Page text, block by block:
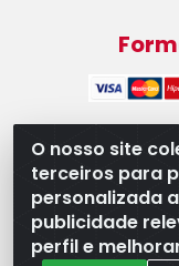
O nosso site
terceiros para
personalizada
publicidade
perfil e
WB
08.528.393/
Oeste